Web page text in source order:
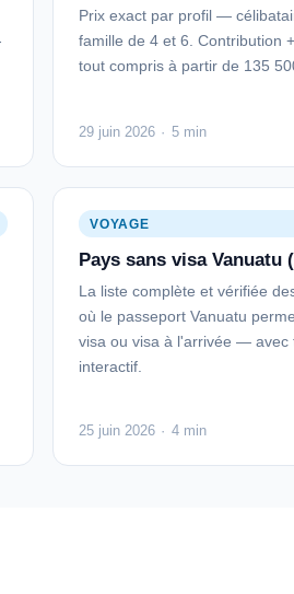
Prix exact par profil —
famille de 4 et 6. Contribution
tout compris à partir de 135
29 juin 2026 · 5 min
VOYAGE
Pays sans visa Vanuatu
La liste complète et vérifiée
où le passeport Vanuatu
visa ou visa à l'arrivée — avec
interactif.
25 juin 2026 · 4 min